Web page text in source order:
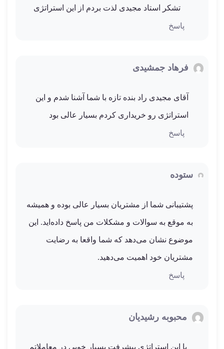
تشکر استاد مجیدی لذت بردم از این استراتژی
پاسخ
فرهاد جمشیدی
آقای مجیدی راد بنده تازه با شما آشنا شدم و این
استراتژی رو خریداری کردم بسیار عالی بود
پاسخ
ستوده
پشتیبانی شما از مشتریان بسیار عالی بوده و همیشه
به موقع به سوالات و مشکلات من پاسخ داده‌اید. این
موضوع نشان می‌دهد که شما واقعا به رضایت
مشتریان خود اهمیت می‌دهید.
پاسخ
محبوبه رشیدیان
با این استراتژی پیشرفت بسیار خوبی در معاملاتم